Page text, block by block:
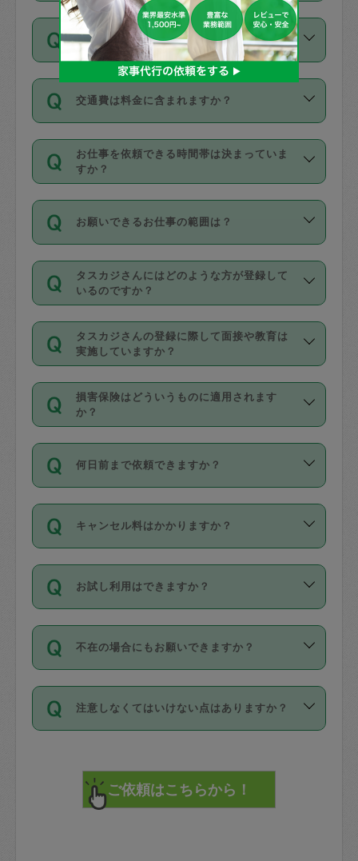
お、3時間を下回っても、値引き等はござ
いません。
タスカジさんの価格設定には最初は制限
があり、レビュー件数、レビューの平均
値、などで除々に設定可能な最高額が上
がっていく仕組みになっています。
お支払方法はクレジットカード（Visa／
Master／JCB／AMERICAN EXPRESS／
Diners Club）のみとなります。
カード情報のご登録は、依頼リクエスト
を行う際にご入力ください。プロフィー
ル登録時にはご入力いただかなくても大
丈夫です。
デビットカード・プリペイドカード（Vプ
リカ、au WALLETなど）は支払にはご利
銀行振込や現金払いも対応していませ
なお、タスカジさんの交通費も、依頼料
金のご請求と合わせてお支払いとなりま
動計算で表示されます。
同じタスカジさんに定期的にお願いする場
合はお得になる？
依頼には「スポット」と「定期（毎週｜
隔週）」があり、「定期」の依頼は「ス
ポット」よりお得な料金でご利用できま
す。
定期の最低利用回数は設けていない代わ
りに、一定数を超えたキャンセルは有償
（例：毎週定期の場合は３回以上のキャ
ンセルが有償（1200円、隔週定期の場合
は２回以上のキャンセルが有償（1200
交通費は料金に含まれますか？
交通費は依頼料金とは別途発生し、依頼
料金のご請求と合わせてお支払いとなり
ます。交通費の金額は「依頼の詳細」に
お仕事を依頼できる時間帯は決まっていま
すか？
時間帯は3種類あります。いずれも１回あ
たり３時間です。
・ＡＭ ９時～１２時
・ＰＭ １３時～１６時
・夜 １８時～２１時
開始時間を２時間前後変更することが可
能です。依頼送信後、個別にタスカジさ
んにメッセージを送り調整してくださ
い。ただし、２時間を越えての調整はで
時間も被らない場合、損害保険の対象外
お願いできるお仕事の範囲は？
掃除、整理収納、洗濯、買い物、料理、
作り置きです。タスカジさんによってで
きる仕事の範囲が異なりますので、依頼
する前にタスカジさんのプロフィールで
確認してください。
基本的に、高所での作業や危険作業、屋
外での作業は対象外です。
タスカジさんにはどのような方が登録して
いるのですか？
主婦として長年の家事経験をお持ちの
方、栄養士・調理師といった資格者で保
育園や学校の給食やレストランで料理関
係の専門職に従事されていた方、日本で
すでにハウスキーパーや英語の先生とし
てお仕事をしているフィリピン出身の
社員など様々なバックグラウンドの方が
登録しています。
日本語も話せる方など様々です。
ールに記載していますので、各自の得意
を依頼してください。
タスカジさんの登録に際して面接や教育は
実施していますか？
応募の際に、各自事務局との面接と説明
を行っています。その後、身分証明書の
写真提出をしていただいています。外国
確認しています。タスカジさんトレーニ
ング動画を使ったセルフトレーニングの
現場トライアルを受け、合格したタスカ
ジさんが活動されています。
※テストセンターの講評は１件目のレビュ
参考
【詳細】タスカジさんの登録に際
損害保険はどういうものに適用されます
か？
依頼者とタスカジさんとの間でタスカジ
を通して成立した作業時間内での作業に
適用されます。作業範囲は、掃除、洗
です。作業中に物を壊したり、人にけが
をさせたりした場合が対象で、補償金額
す。
写真を撮り、
詳細FAQ：
損害賠償保険について教えて
何日前まで依頼できますか？
ご依頼は、現在を起点に3日後（72時間
以降）の日時から受付可能となっていま
す。
タスカジさんへ「募集」をかけることが
可能です。
キャンセル料はかかりますか？
キャンセル料には、以下の2種類がありま
す。
1. 直前キャンセル（定期、スポット契約
共通）
72時間を超える※と、以下のキャンセル
料が発生します。
直前キャンセル料：
72時間前〜24時間前＝依頼料金の50%
お試し利用はできますか？
「お試し利用」というメニューはありま
せんが、「一回のみ」依頼を活用するこ
とによって、気に入ったタスカジさんを
まず、条件の合う気になるタスカジさ
みてください。
その後、一番気に入ったタスカジさんに
不在の場合にもお願いできますか？
不在の場合の作業はタスカジさんの同意
が必要です。数回の依頼ののち、タスカ
ジさんと依頼者の間で十分な信頼関係が
てください。
不在時に部屋に入るためにタスカジさん
注意しなくてはいけない点はありますか？
で、必ず鍵のかかるロッカーや金庫に入
れて依頼者の責任の元管理するよう心掛
けてください。